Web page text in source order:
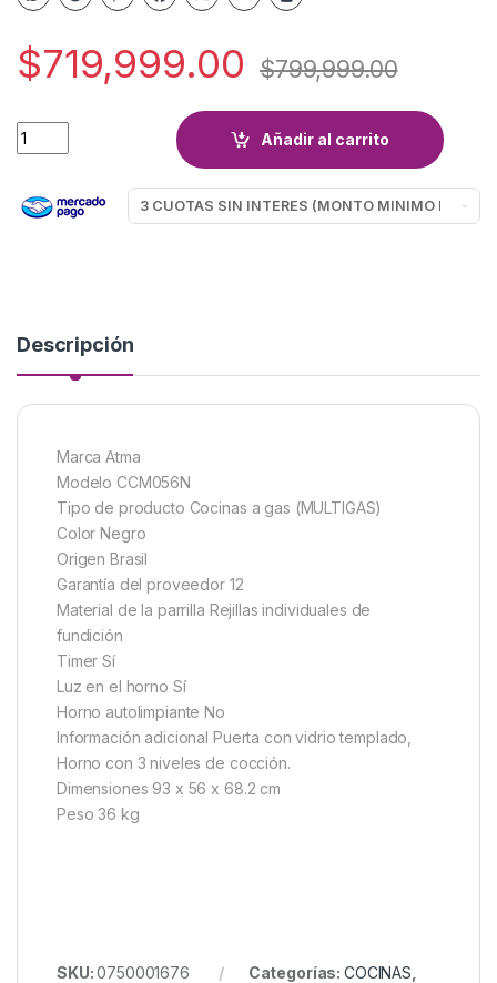
$719,999.00 $799,999.00
COCINA ATMA CCM056N NEGRA quantity
Añadir al carrito
Descripción
Marca Atma
Modelo CCM056N
Tipo de producto Cocinas a gas (MULTIGAS)
Color Negro
Origen Brasil
Garantía del proveedor 12
Material de la parrilla Rejillas individuales de
fundición
Timer Sí
Luz en el horno Sí
Horno autolimpiante No
Información adicional Puerta con vidrio templado,
Horno con 3 niveles de cocción.
Dimensiones 93 x 56 x 68.2 cm
Peso 36 kg
SKU:0750001676 Categorías: COCINAS